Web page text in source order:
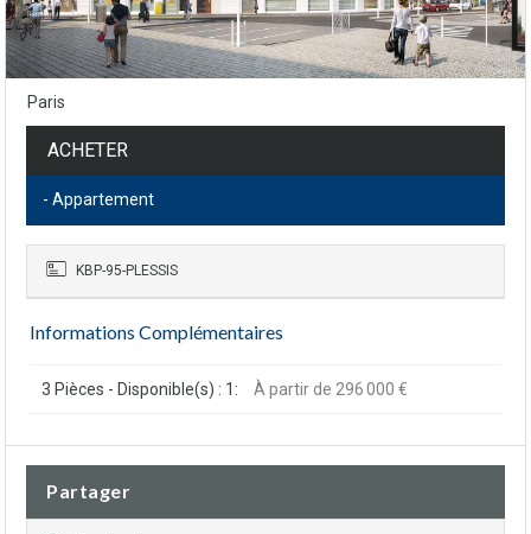
Paris
ACHETER
- Appartement
KBP-95-PLESSIS
Informations Complémentaires
3 Pièces - Disponible(s) : 1: À partir de 296 000 €
Partager